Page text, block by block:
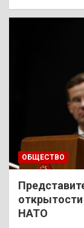
ОБЩЕСТВО
НАТО